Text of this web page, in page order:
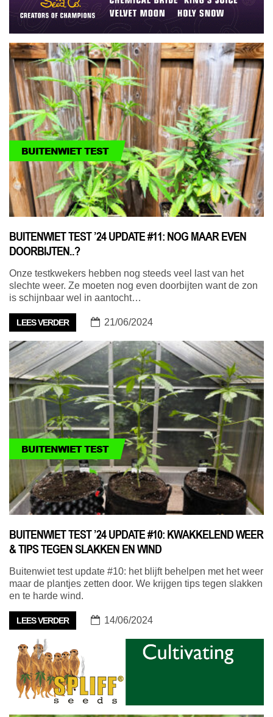
BUITENWIET TEST
BUITENWIET TEST ’24 UPDATE #11: NOG MAAR EVEN
DOORBIJTEN..?
Onze testkwekers hebben nog steeds veel last van het
slechte weer. Ze moeten nog even doorbijten want de zon
is schijnbaar wel in aantocht…
LEES VERDER 21/06/2024
BUITENWIET TEST
BUITENWIET TEST ’24 UPDATE #10: KWAKKELEND WEER
& TIPS TEGEN SLAKKEN EN WIND
Buitenwiet test update #10: het blijft behelpen met het weer
maar de plantjes zetten door. We krijgen tips tegen slakken
en te harde wind.
LEES VERDER 14/06/2024